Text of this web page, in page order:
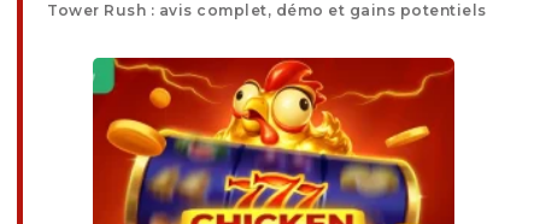
Tower Rush : avis complet, démo et gains potentiels